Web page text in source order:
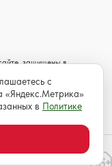
защищены в
об авторском
фото, аудио и
с обязательной
старше 16 лет.
с
«Яндекс.Метрика»
в Политике